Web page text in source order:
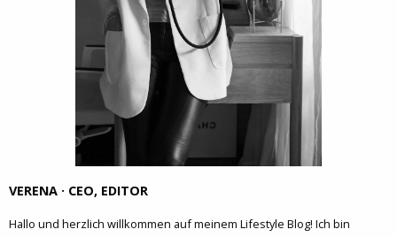
VERENA · CEO, EDITOR
Hallo und herzlich willkommen auf meinem Lifestyle Blog! Ich bin